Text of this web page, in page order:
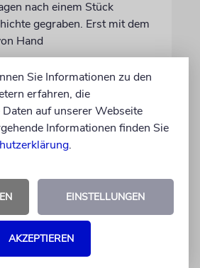
nach einem Stück
gegraben. Erst mit dem
Hand
Sie Informationen zu den
erfahren, die
auf unserer Webseite
Informationen finden Sie
.
EINSTELLUNGEN
AKZEPTIEREN